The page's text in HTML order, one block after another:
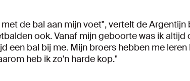
de bal aan mijn voet", vertelt de
ook. Vanaf mijn geboorte was ik
een bal bij me. Mijn broers hebben me
heb ik zo'n harde kop."